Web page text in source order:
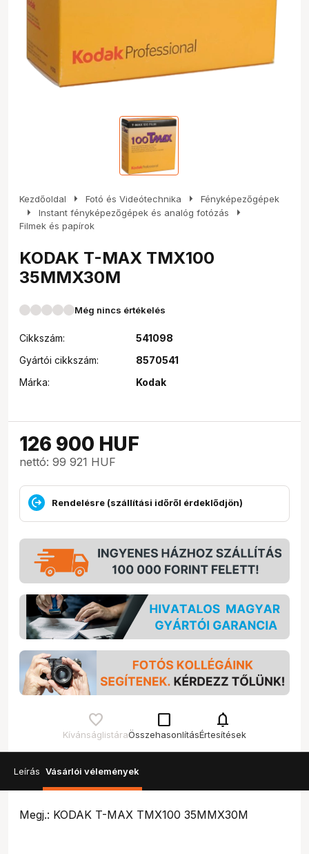
Kezdőoldal arrow_right Fotó és Videótechnika arrow_right Fényképezőgépek
arrow_right Instant fényképezőgépek és analóg fotózás arrow_right
Filmek és papírok
KODAK T-MAX TMX100
35MMX30M
Még nincs értékelés
Cikkszám:
541098
Gyártói cikkszám:
8570541
Márka:
Kodak
126 900 HUF
nettó: 99 921 HUF
Rendelésre (szállítási időről érdeklődjön)
Kívánságlistára
check_box_outline_blank
Összehasonlítás
notifications
Értesítések
Leírás Vásárlói vélemények
Megj.: KODAK T-MAX TMX100 35MMX30M